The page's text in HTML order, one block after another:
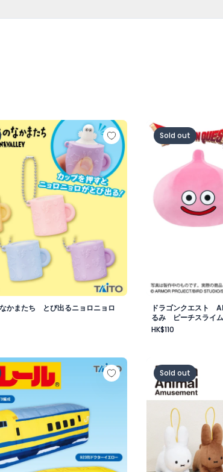
なかまたち とび出るニョロニョロ マスコット
かまたち とび出るニョロニョロ
ドラゴンクエス
Sold out
ドラゴンクエスト
るみ ピーチスライ
HK$110
ロネ＆コロネホワイト
特大サイズぬいぐるみ ドクターイエロー編
ブルーナアニ
Sold out